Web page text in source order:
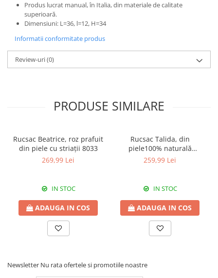
Produs lucrat manual, în Italia, din materiale de calitate
superioară.
Dimensiuni: L=36, l=12, H=34
Informatii conformitate produs
Review-uri(0)
PRODUSE SIMILARE
Rucsac Beatrice, roz prafuit
din piele cu striații 8033
269,99 Lei
IN STOC
ADAUGA IN COS
Rucsac Talida, din
piele100% naturală
magenta, 8111
259,99 Lei
IN STOC
ADAUGA IN COS
Newsletter Nu rata ofertele si promotiile noastre